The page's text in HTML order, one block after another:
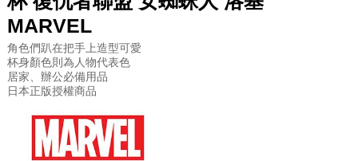
MARVEL
角色們趴在把手上造型可愛
杯身顏色則為人物代表色
居家、辦公必備用品
日本正版授權商品